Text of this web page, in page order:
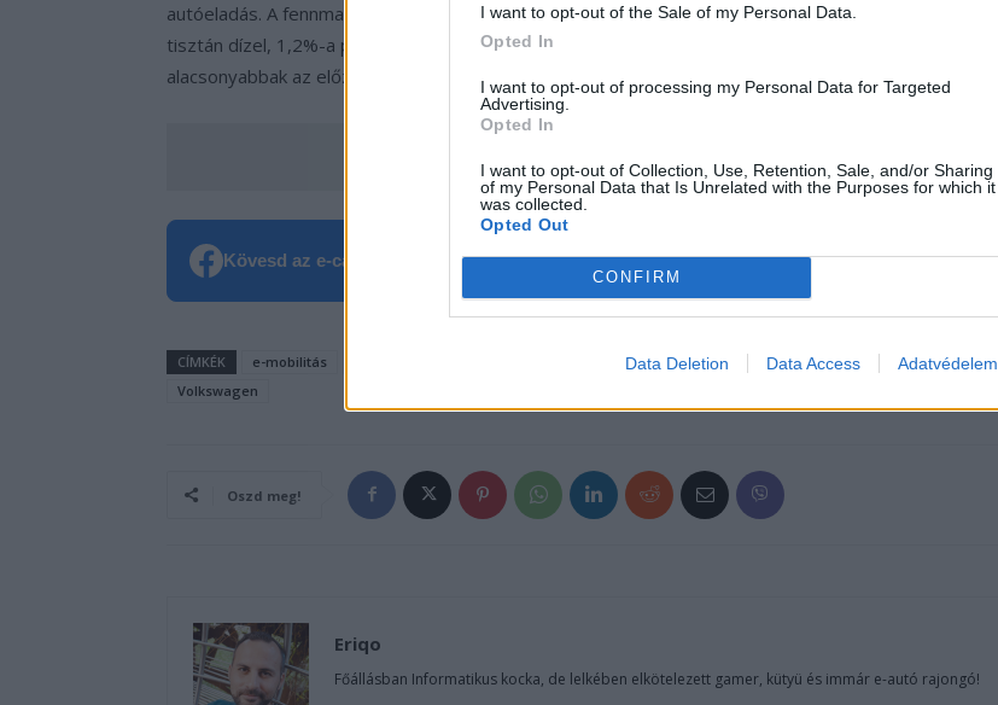
I want to opt-out of the Sale of my Personal Data.
Opted In
I want to opt-out of processing my Personal Data for Targeted
Advertising.
Opted In
I want to opt-out of Collection, Use, Retention, Sale, and/or Sharing
of my Personal Data that Is Unrelated with the Purposes for which it
was collected.
Opted Out
CONFIRM
Data Deletion Data Access Adatvédelem
autóeladás. A fennmaradó, nem tisztán elektromos autók közül az eladások 16%-a hibrid és 2,1%-uk
tisztán dízel, 1,2%-a pedig benzin meghajtású. Ezek a számok 3,7%-kal, illetve 4,2%-kal
alacsonyabbak az előző év azonos hónapjához képest.
Kövesd az e-cars.hu-t a Facebookon is, további tartalmakért! ›
CÍMKÉK e-mobilitás Elektromos autó Norvégia
Tesla
Volkswagen
Oszd meg!
Eriqo
Főállásban Informatikus kocka, de lelkében elkötelezett gamer, kütyü és immár e-autó rajongó!